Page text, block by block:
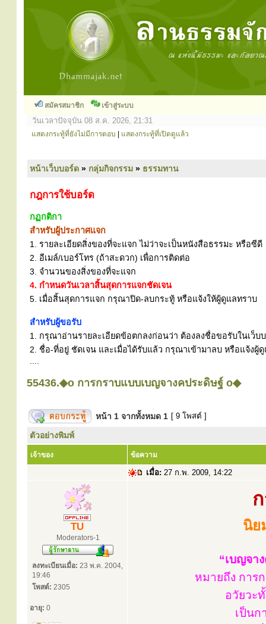
สมัครสมาชิก เข้าสู่ระบบ
วันเวลาปัจจุบัน 08 ส.ค. 2026, 21:31
แสดงกระทู้ที่ยังไม่มีการตอบ แสดงกระทู้ที่เปิดดูแล้ว
หน้าเว็บบอร์ด » กลุ่มกิจกรรม » ธรรมทาน
กฎการใช้บอร์ด
กฏกติกา
สำหรับผู้ประกาศแจก
1. รายละเอียดสิ่งของที่จะแจก ไม่ว่าจะเป็นหนังสือธรรมะ หรือซีดี
2. อีเมล์/เบอร์โทร (ถ้าสะดวก) เพื่อการติดต่อ
3. จำนวนของสิ่งของที่จะแจก
4. กำหนดวันเวลาสิ้นสุดการแจกชัดเจน
5. เมื่อสิ้นสุดการแจก กรุณาปิด-ลบกระทู้ หรือแจ้งให้ผู้ดูแลทราบ
สำหรับผู้ขอรับ
1. กรุณาอ่านรายละเอียดข้อตกลงก่อนว่า ต้องลงชื่อขอรับในเว็บ
2. ชื่อ-ที่อยู่ ชัดเจน และเมื่อได้รับแล้ว กรุณาเข้ามาลบ หรือแจ้ง
55436.◆o การกราบแบบเบญจางคประดิษฐ์ o◆
หน้า 1 จากทั้งหมด 1 [ 9 โพสต์ ]
ตัวอย่างพิมพ์
เจ้าของ ข้อความ
เมื่อ: 27 ก.พ. 2009, 14:22
TU
Moderators-1
ลงทะเบียนเมื่อ: 23 พ.ค. 2004,
19:46
โพสต์: 2305
อายุ: 0
นิย
“เบญจา
หมายถึง การ
อวัยวะ
เป็นก